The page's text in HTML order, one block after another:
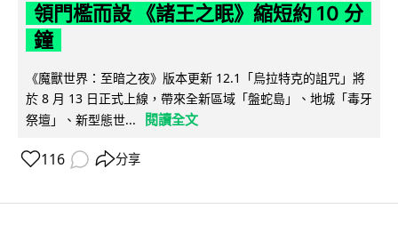
領門檻而設 《諸王之眠》縮短約 10 分
鐘
《魔獸世界：至暗之夜》版本更新 12.1「烏拉特克的詛咒」將
於 8 月 13 日正式上線，帶來全新區域「盤蛇島」、地城「毒牙
祭壇」、新型態世...
閱讀全文
116 分享